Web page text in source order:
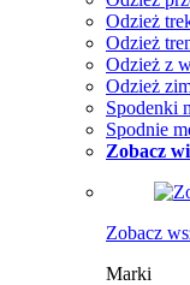
Odzież
Odzież
Odzież z
Odzież
Spodenki
Spodnie
Zobacz
Zobacz
Marki